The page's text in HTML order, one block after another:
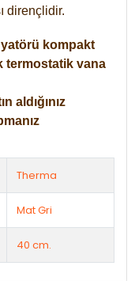
dirençlidir.
kompakt
termostatik vana
aldığınız
Therma
Mat Gri
40 cm.